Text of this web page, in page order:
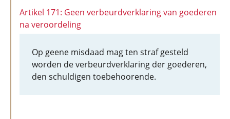
Artikel 171: Geen verbeurdverklaring van goederen
na veroordeling
Op geene misdaad mag ten straf gesteld
worden de verbeurdverklaring der goederen,
den schuldigen toebehoorende.